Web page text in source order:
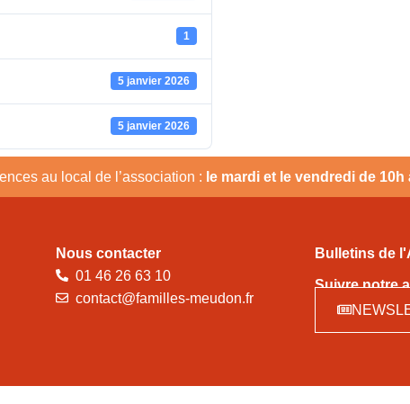
1
5 janvier 2026
5 janvier 2026
au local de l’association : le mardi et le vendredi de
Nous contacter
01 46 26 63 10
contact@familles-meudon.fr
Bulletins de
Suivre notre